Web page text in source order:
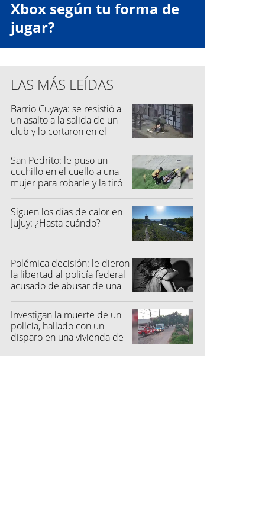
Xbox según tu forma de
jugar?
LAS MÁS LEÍDAS
Barrio Cuyaya: se resistió a
un asalto a la salida de un
club y lo cortaron en el
San Pedrito: le puso un
cuchillo en el cuello a una
mujer para robarle y la tiró
Siguen los días de calor en
Jujuy: ¿Hasta cuándo?
Polémica decisión: le dieron
la libertad al policía federal
acusado de abusar de una
Investigan la muerte de un
policía, hallado con un
disparo en una vivienda de